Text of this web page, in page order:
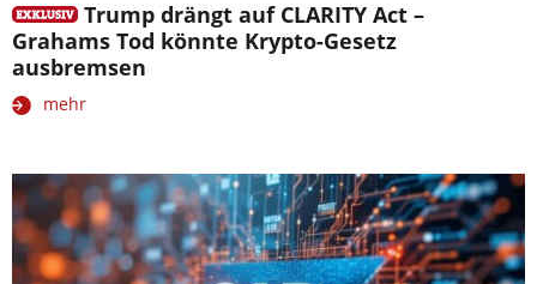
Trump drängt auf CLARITY Act –
Grahams Tod könnte Krypto-Gesetz
ausbremsen
mehr